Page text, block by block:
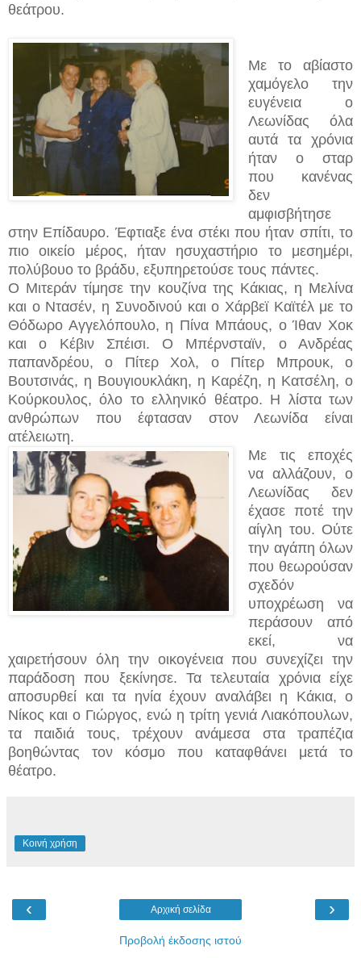
θεάτρου.
Με το αβίαστο
χαμόγελο την
ευγένεια ο
Λεωνίδας όλα
αυτά τα χρόνια
ήταν ο σταρ
που κανένας
δεν
αμφισβήτησε
στην Επίδαυρο. Έφτιαξε ένα στέκι που ήταν σπίτι, το
πιο οικείο μέρος, ήταν ησυχαστήριο το μεσημέρι,
πολύβουο το βράδυ, εξυπηρετούσε τους πάντες.
Ο Μιτεράν τίμησε την κουζίνα της Κάκιας, η Μελίνα
και ο Ντασέν, η Συνοδινού και ο Χάρβεϊ Καϊτέλ με το
Θόδωρο Αγγελόπουλο, η Πίνα Μπάους, ο Ίθαν Χοκ
και ο Kέβιν Σπέισι. Ο Μπέρνσταϊν, ο Ανδρέας
παπανδρέου, ο Πίτερ Χολ, ο Πίτερ Μπρουκ, ο
Βουτσινάς, η Βουγιουκλάκη, η Καρέζη, η Κατσέλη, ο
Κούρκουλος, όλο το ελληνικό θέατρο. Η λίστα των
ανθρώπων που έφτασαν στον Λεωνίδα είναι
ατέλειωτη.
Με τις εποχές
να αλλάζουν, ο
Λεωνίδας δεν
έχασε ποτέ την
αίγλη του. Ούτε
την αγάπη όλων
που θεωρούσαν
σχεδόν
υποχρέωση να
περάσουν από
εκεί, να
χαιρετήσουν όλη την οικογένεια που συνεχίζει την
παράδοση που ξεκίνησε. Τα τελευταία χρόνια είχε
αποσυρθεί και τα ηνία έχουν αναλάβει η Κάκια, ο
Νίκος και ο Γιώργος, ενώ η τρίτη γενιά Λιακόπουλων,
τα παιδιά τους, τρέχουν ανάμεσα στα τραπέζια
βοηθώντας τον κόσμο που καταφθάνει μετά το
θέατρο.
Κοινή χρήση
‹ ›
Αρχική σελίδα
Προβολή έκδοσης ιστού